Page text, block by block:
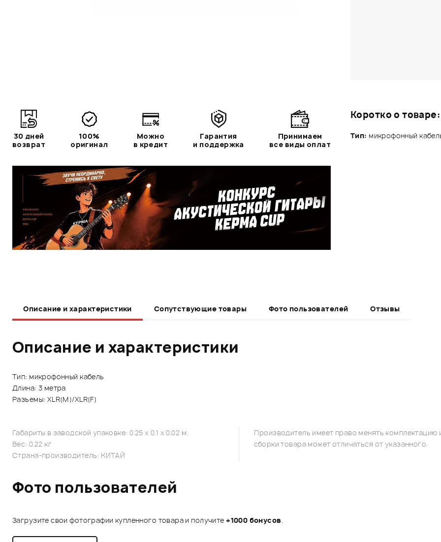
Коротко о товаре:
Тип: микрофонный
30 дней
возврат
100%
оригинал
Можно
в кредит
Гарантия
и поддержка
Принимаем
все виды оплат
Описание и характеристики Сопутствующие товары Фото пользователей Отзывы
Описание и характеристики
Тип: микрофонный кабель
Длина: 3 метра
Разъемы: XLR(М)/XLR(F)
Габариты в заводской упаковке: 0.25 x 0.1 x 0.02 м.
Вес: 0.22 кг
Страна-производитель: КИТАЙ
Производитель имеет право менять
сборки товара может отличаться от указанного.
Фото пользователей
Загрузите свои фотографии купленного товара и получите+1000 бонусов.